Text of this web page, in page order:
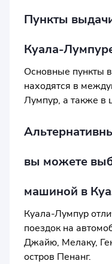
Пункты
Куала-
Основные пункты
находятся в
Лумпур, а также в
вы можете
машиной в
Куала-Лумпур
поездок на
Джайю, Мелаку,
остров Пенанг.